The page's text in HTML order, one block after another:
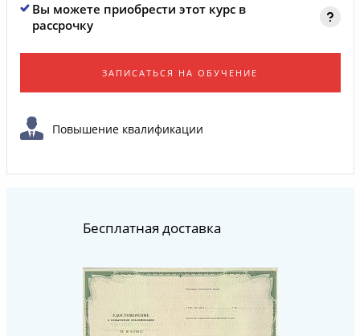
Вы можете приобрести этот курс в
рассрочку
ЗАПИСАТЬСЯ НА ОБУЧЕНИЕ
Повышение квалификации
Бесплатная доставка